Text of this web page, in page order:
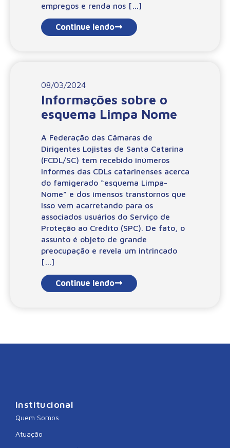
empregos e renda nos […]
Continue lendo
08/03/2024
Informações sobre o
esquema Limpa Nome
A Federação das Câmaras de
Dirigentes Lojistas de Santa Catarina
(FCDL/SC) tem recebido inúmeros
informes das CDLs catarinenses acerca
do famigerado “esquema Limpa-
Nome” e dos imensos transtornos que
isso vem acarretando para os
associados usuários do Serviço de
Proteção ao Crédito (SPC). De fato, o
assunto é objeto de grande
preocupação e revela um intrincado
[…]
Continue lendo
Institucional
Quem Somos
Atuação